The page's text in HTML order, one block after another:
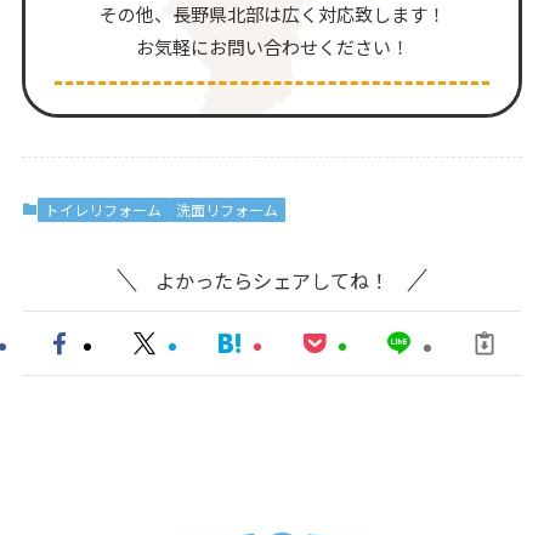
その他、⻑野県北部は広く対応致します！
お気軽にお問い合わせください！
トイレリフォーム 洗面リフォーム
よかったらシェアしてね！